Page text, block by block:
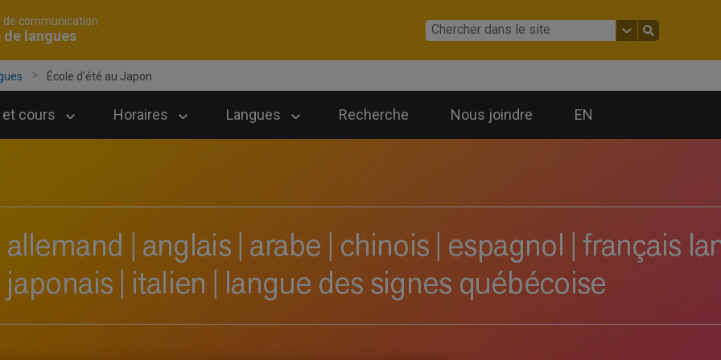
de communication
de langues
École d'été au Japon
cours Horaires Langues Recherche Nous joindre EN